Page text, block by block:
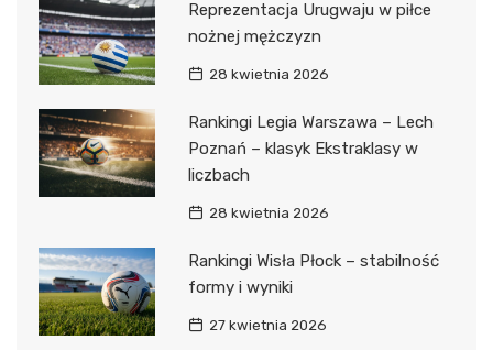
Reprezentacja Urugwaju w piłce
nożnej mężczyzn
28 kwietnia 2026
Rankingi Legia Warszawa – Lech
Poznań – klasyk Ekstraklasy w
liczbach
28 kwietnia 2026
Rankingi Wisła Płock – stabilność
formy i wyniki
27 kwietnia 2026